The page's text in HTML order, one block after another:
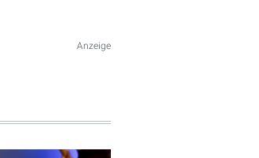
Anzeige